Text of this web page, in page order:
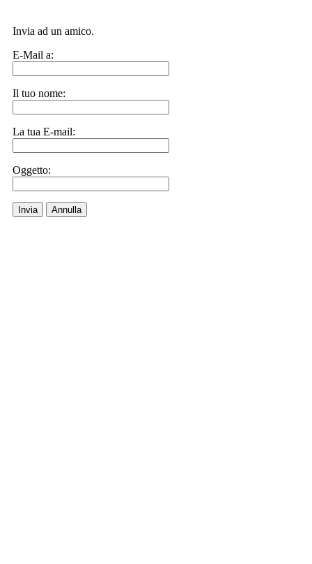
Invia ad un amico.
E-Mail a:
Il tuo nome:
La tua E-mail:
Oggetto:
Invia Annulla